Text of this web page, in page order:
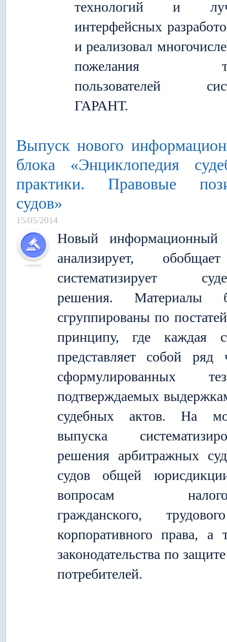
технологий и
интерфейсных
и реализовал
пожелания
пользователей
ГАРАНТ.
Выпуск нового
блока «Энциклопедия
практики. Правовые
судов»
15/05/2014
Новый информационный
анализирует,
систематизирует
решения. Материалы
сгруппированы по
принципу, где каждая
представляет собой ряд
сформулированных
подтверждаемых
судебных актов. На
выпуска
решения арбитражных
судов общей
вопросам
гражданского,
корпоративного права, а
законодательства по
потребителей.